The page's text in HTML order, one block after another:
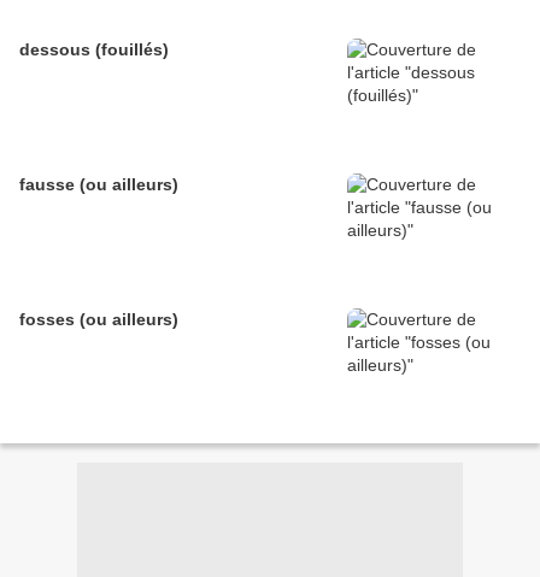
dessous (fouillés)
fausse (ou ailleurs)
fosses (ou ailleurs)